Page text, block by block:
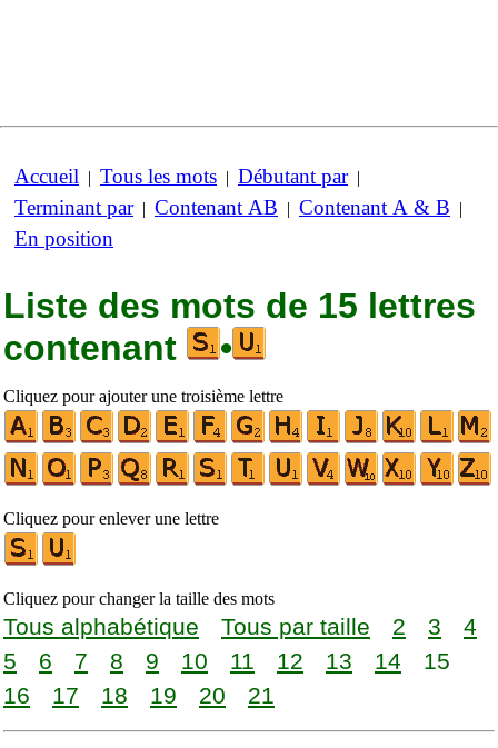
Accueil | Tous les mots | Débutant par|
Terminant par| Contenant AB | Contenant A & B |
En position
Liste des mots de 15 lettres
contenant
•
Cliquez pour ajouter une troisième lettre
Cliquez pour enlever une lettre
Cliquez pour changer la taille des mots
Tous alphabétique Tous par taille 2 3
4
5
6 7 8 9 10 11 12 13 14
15
16
17 18 19 20 21